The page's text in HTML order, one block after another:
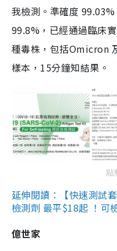
我檢測。準確度
99.8%，已經通過臨床
種毒株，包括Omicron
樣本，15分鐘知結果。
點
延伸閱讀：【快速測試
檢測劑 最平$18起 ！
億世家